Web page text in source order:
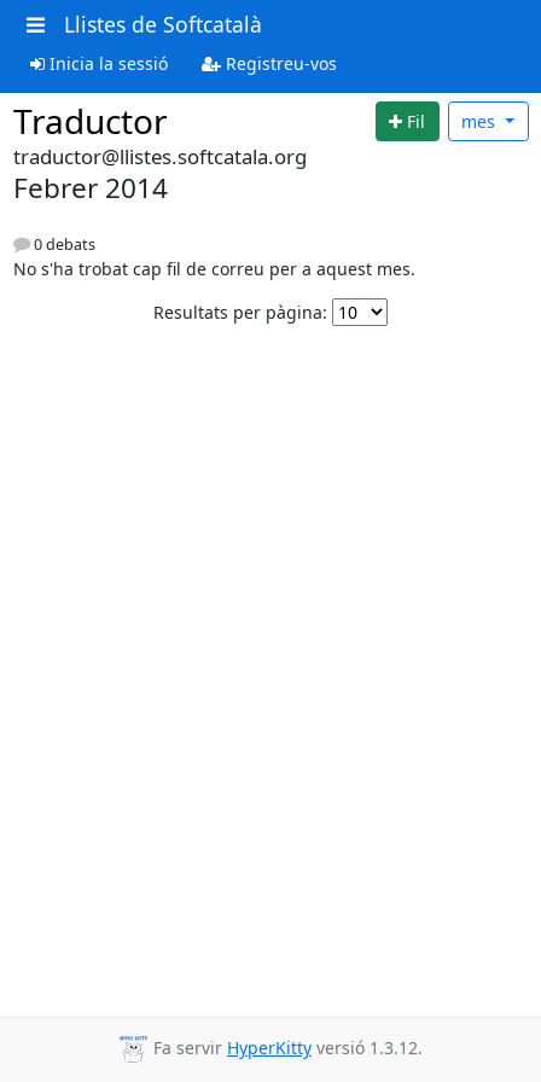
Llistes de Softcatalà
Inicia la sessió Registreu-vos
Traductor Fil mes
traductor@llistes.softcatala.org
Febrer 2014
0 debats
No s'ha trobat cap fil de correu per a aquest mes.
Resultats per pàgina:
Fa servir HyperKitty versió 1.3.12.